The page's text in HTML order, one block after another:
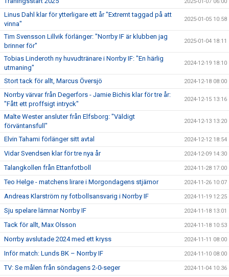
Linus Dahl klar för ytterligare ett år "Extremt taggad på att
vinna"
2025-01-05 10:58
Tim Svensson Lillvik förlänger: "Norrby IF är klubben jag
brinner för"
2025-01-04 18:11
Tobias Linderoth ny huvudtränare i Norrby IF: "En härlig
utmaning"
2024-12-19 18:10
Stort tack för allt, Marcus Översjö 2024-12-18 08:00
Norrby värvar från Degerfors - Jamie Bichis klar för tre år:
"Fått ett proffsigt intryck"
2024-12-15 13:16
Malte Wester ansluter från Elfsborg: "Väldigt
förväntansfull"
2024-12-13 13:20
Elvin Tahami förlänger sitt avtal 2024-12-12 18:54
Vidar Svendsen klar för tre nya år 2024-12-09 14:30
Talangkollen från Ettanfotboll 2024-11-28 17:00
Teo Helge - matchens lirare i Morgondagens stjärnor 2024-11-26 10:07
Andreas Klarström ny fotbollsansvarig i Norrby IF 2024-11-19 12:25
Sju spelare lämnar Norrby IF 2024-11-18 13:01
Tack för allt, Max Olsson 2024-11-18 10:53
Norrby avslutade 2024 med ett kryss 2024-11-11 08:00
Inför match: Lunds BK – Norrby IF 2024-11-10 08:00
TV: Se målen från söndagens 2-0-seger 2024-11-04 10:36